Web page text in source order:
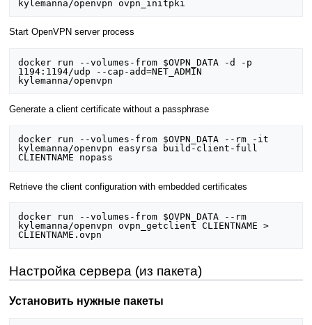
Start OpenVPN server process
docker run --volumes-from $OVPN_DATA -d -p
1194:1194/udp --cap-add=NET_ADMIN
Generate a client certificate without a passphrase
docker run --volumes-from $OVPN_DATA --rm -it
kylemanna/openvpn easyrsa build-client-full
Retrieve the client configuration with embedded certificates
docker run --volumes-from $OVPN_DATA --rm
kylemanna/openvpn ovpn_getclient CLIENTNAME >
Настройка сервера (из пакета)
Установить нужные пакеты